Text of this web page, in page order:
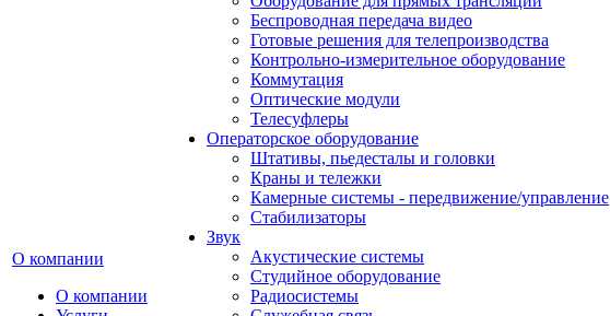
О компании
О компании
Беспроводная передача видео
Готовые решения для телепроизводства
Контрольно-измерительное оборудование
Коммутация
Оптические модули
Телесуфлеры
Операторское оборудование
Штативы, пьедесталы и головки
Краны и тележки
Камерные системы - передвижение/управление
Стабилизаторы
Звук
Акустические системы
Студийное оборудование
Радиосистемы